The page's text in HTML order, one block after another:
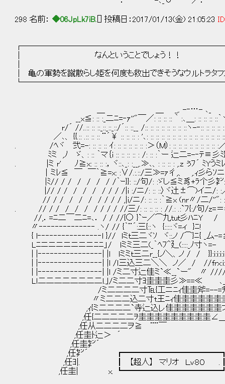
298 名前： ◆06JpLk7iB. [] 投稿日：2017/01/13(金) 21:05:23
│ なんということでしょ
│ 亀の軍勢を蹴散らし姫を何度も救出できそうなウルト
＿ ＿ _,. -‐…- ､_ 【
__x≦: :: :_二ﾆ=‐ｧ''"￣／: :: :: :: ｀ :､＿: :: :: :: ::｀
r/´ //..:: :: ::_::_::_::/´:: ::__ /:: :: :: :: :: :: :: ::ヽ-‐:: :: :: ::
／､、 {{.:: .:: :: :: ¨´￥ :: :: :: : '､: :: :: :: :: :: :: :: :: :: :: :: :: :: ::
. /ﾍヾ 弐=-: :: :: :: ｲ: :: :: :: :: :: :＞（M）: :: :: :: :: :: :: :: ::
ﾐミ ,ﾉ ゞ、: :: ｀マ｛i :: :: :: :: : /: :: :｀ー 辷二=-‐ﾃ≡彡ﾐ
. |ミ r' ﾉ≧x: :: :: :，ヾ::､_: :__,.≫､、: :: :: : ,.z ぅﾌ´ ﾐYうミ
｜ミﾚ≦ ￣ ￣｀≧=x: :∨/.:.::/三≫=ｧ彳,、 ,.ｨ彡らｿニ
|ﾐ// / / / / / / /｀ｰ}}: ::/句/: :ゞし≦ミ豸+ﾗ个彡㌢: ::
|// / / / / / / / / /|i :/ニ/: :: ::〉ヾ辻±⌒)イ二/: :／i{: ::
// / / / / / / / / / ,|i/ニ/: :: :: :｀≧x (nr〃/二/''": :: ::
. // / / / / / / / / / //三/: :: :: :: : //.: .:`ﾌ{:/句/z=＝
//,．=ﾆ二￣二ﾆ=､． / / //{○ }`ｰ／⌒九ｔuｔ彡ﾊﾆY /
〃‐‐‐‐‐‐‐‐‐‐‐‐‐‐ .ヽ/ // {｀¨´:三{::ヽ {:::::ヾ=ィ }ﾆ!
{ l‐‐‐‐‐‐‐‐‐‐‐‐‐‐‐‐l }// lミｔ三二ヾｿ ヾ::ノ /⌒}ﾆ{ _厶-
Lﾆニニニニニニニﾆﾆ」/ lミミ三二(_｀ﾍﾌ＾廴(::::_ﾉ寸ヽ
| |‐‐‐‐‐‐‐‐‐‐‐‐‐‐‐‐| |l lミミｔ三二r__{ノ＼、ノ / /
| |‐‐‐‐‐‐‐‐‐‐‐‐‐‐‐‐| |l /ｌ三込三二＼＼ ノ／ / //
| |‐‐‐‐‐‐‐‐‐‐‐‐‐‐‐‐| |l /ミ二寸辷佳ミ`≪__`ー" 〃
Lｌ二二二二二二二二l.｣/ミ二二寸ﾖ圭圭圭彡≫==≪ ､_
/ミ二二二二寸℡{工ニﾆｨ佳圭斧=--=升圭!
〃ミ二二二込二寸t王ﾆｨ佳圭圭圭圭圭圭圭
,ｨ{ミ二二二二`寺辷込レ佳圭圭圭圭圭圭才´7
,任{二二二二二ｦ圭圭圭圭圭圭圭圭圭∠＿ /
,任从二二二二ヲ≧ ¨¨￣ ￣¨¨
,任圭ﾄ辷＞ ´ ｀
,任圭㌢´ `
,任㌢´
,任ﾖ|. ┃ 【超人】 マリオ Ｌｖ８
,任圭| x.